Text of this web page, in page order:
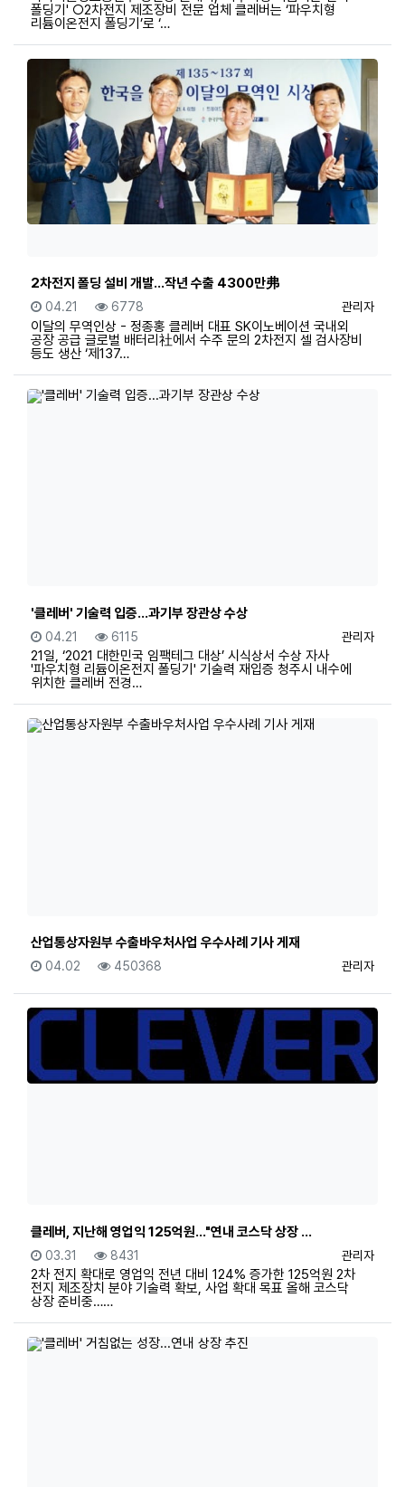
폴딩기' ○2차전지 제조장비 전문 업체 클레버는 ‘파우치형
리튬이온전지 폴딩기’로 ‘…
2차전지 폴딩 설비 개발…작년 수출 4300만弗
등록자
관리자
등록일
04.21 조회
6778
이달의 무역인상 - 정종홍 클레버 대표 SK이노베이션 국내외
공장 공급 글로벌 배터리社에서 수주 문의 2차전지 셀 검사장비
등도 생산 ‘제137…
'클레버' 기술력 입증...과기부 장관상 수상
등록자
관리자
등록일
04.21 조회
6115
21일, ‘2021 대한민국 임팩테그 대상’ 시식상서 수상 자사
'파우치형 리듐이온전지 폴딩기' 기술력 재입증 청주시 내수에
위치한 클레버 전경…
산업통상자원부 수출바우처사업 우수사례 기사 게재
등록자
관리자
등록일
04.02 조회
450368
클레버, 지난해 영업익 125억원…"연내 코스닥 상장 …
등록자
관리자
등록일
03.31 조회
8431
2차 전지 확대로 영업익 전년 대비 124% 증가한 125억원 2차
전지 제조장치 분야 기술력 확보, 사업 확대 목표 올해 코스닥
상장 준비중……